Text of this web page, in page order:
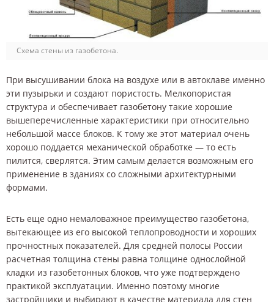
Схема стены из газобетона.
При высушивании блока на воздухе или в автоклаве именно
эти пузырьки и создают пористость. Мелкопористая
структура и обеспечивает газобетону такие хорошие
вышеперечисленные характеристики при относительно
небольшой массе блоков. К тому же этот материал очень
хорошо поддается механической обработке — то есть
пилится, сверлятся. Этим самым делается возможным его
применение в зданиях со сложными архитектурными
формами.
Есть еще одно немаловажное преимущество газобетона,
вытекающее из его высокой теплопроводности и хороших
прочностных показателей. Для средней полосы России
расчетная толщина стены равна толщине однослойной
кладки из газобетонных блоков, что уже подтверждено
практикой эксплуатации. Именно поэтому многие
застройщики и выбирают в качестве материала для стен